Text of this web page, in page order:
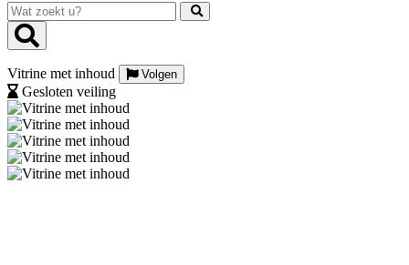
Wat
zoekt
u?
Vitrine met inhoud Volgen
Gesloten veiling